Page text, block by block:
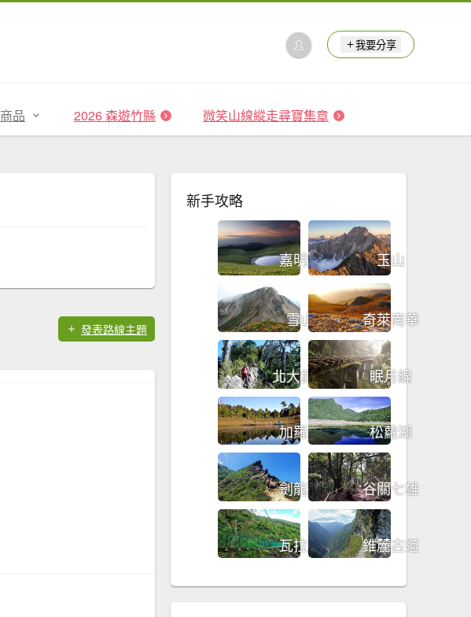
我要分享
商品 2026 森遊竹縣 微笑山線縱走尋寶集章
發表路線主題
新手攻略
嘉明湖 玉山
雪山 奇萊南華
北大武山 眠月線
加羅湖 松蘿湖
劍龍稜 谷關七雄
瓦拉米 錐麓古道